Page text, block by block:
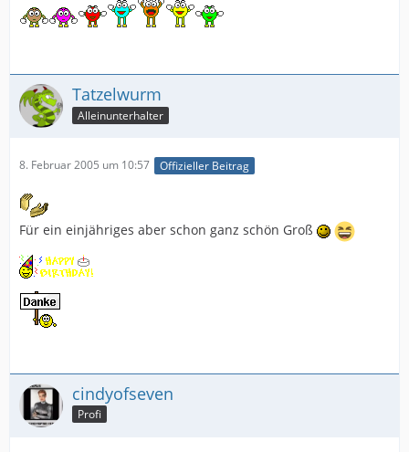
Tatzelwurm
Alleinunterhalter
8. Februar 2005 um 10:57 Offizieller Beitrag
Für ein einjähriges aber schon ganz schön Groß
cindyofseven
Profi